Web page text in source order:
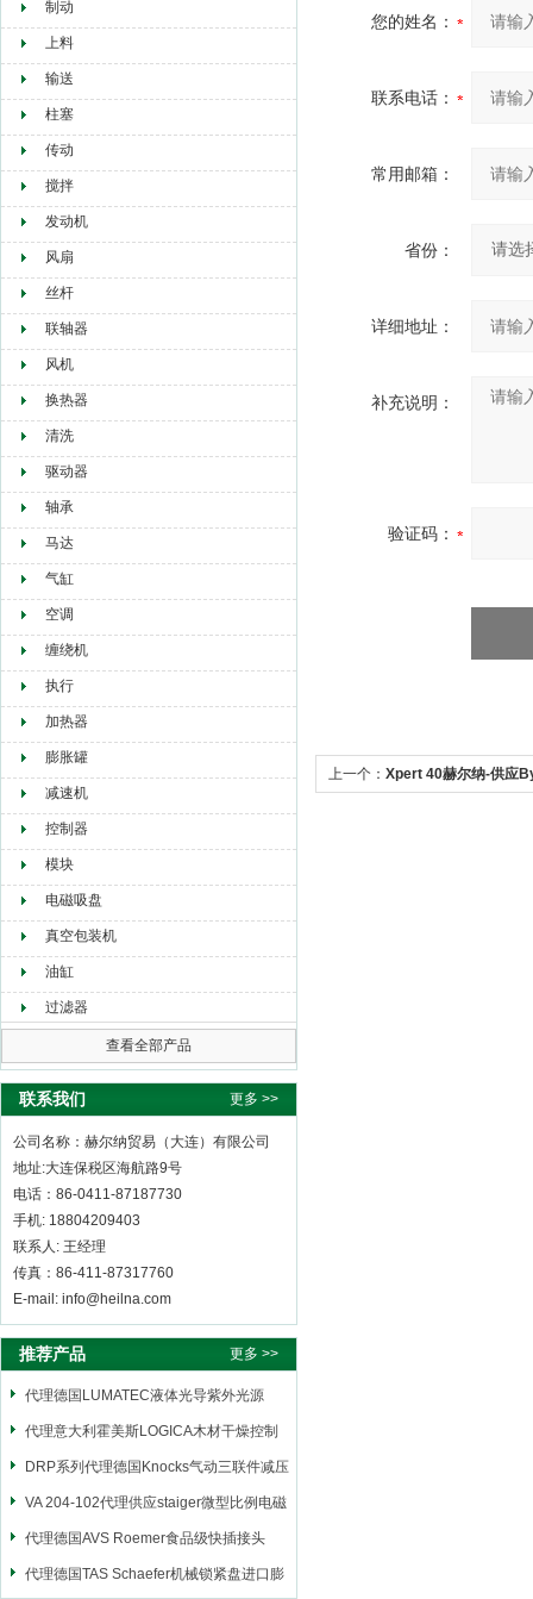
制动
上料
输送
柱塞
传动
搅拌
发动机
风扇
丝杆
联轴器
风机
换热器
清洗
驱动器
轴承
马达
气缸
空调
缠绕机
执行
加热器
膨胀罐
减速机
控制器
模块
电磁吸盘
真空包装机
油缸
过滤器
查看全部产品
联系我们 更多 >>
公司名称：赫尔纳贸易（大连）有限公司
地址:大连保税区海航路9号
电话：86-0411-87187730
手机: 18804209403
联系人: 王经理
传真：86-411-87317760
E-mail: info@heilna.com
推荐产品 更多 >>
代理德国LUMATEC液体光导紫外光源
代理意大利霍美斯LOGICA木材干燥控制
仪
DRP系列代理德国Knocks气动三联件减压
阀
VA 204-102代理供应staiger微型比例电磁
阀
代理德国AVS Roemer食品级快插接头
代理德国TAS Schaefer机械锁紧盘进口膨
您的姓名：
联系电话：
常用邮箱：
省份：
详细地址：
补充说明：
验证码：
上一个： Xpert 40赫尔纳-供应